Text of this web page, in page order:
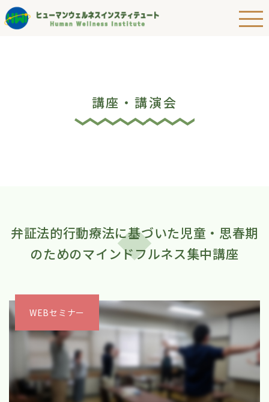
講座・講演会
弁証法的行動療法に基づいた児童・思春期
のためのマインドフルネス集中講座
WEBセミナー